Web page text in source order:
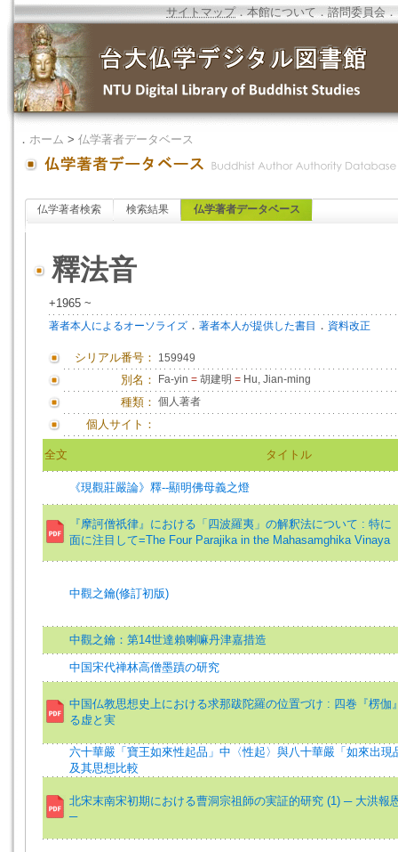
サイトマップ．本館について ．諮問委員会 ．
． ホーム > 仏学著者データベース
仏学著者検索 検索結果 仏学著者データベース
釋法音
+1965 ~
著者本人によるオーソライズ ． 著者本人が提供した書目 ． 資料改正
シリアル番号： 159949
別名： Fa-yin = 胡建明 = Hu, Jian-ming
種類： 個人著者
個人サイト：
全文 タイトル
《現觀莊嚴論》釋--顯明佛母義之燈
『摩訶僧祇律』における「四波羅夷」の解釈法について : 特に
面に注目して=The Four Parajika in the Mahasamghika Vinaya
中觀之鑰(修訂初版)
中觀之鑰：第14世達賴喇嘛丹津嘉措造
中国宋代禅林高僧墨蹟の研究
中国仏教思想史上における求那跋陀羅の位置づけ : 四巻『楞伽
る虚と実
六十華嚴「寶王如來性起品」中〈性起〉與八十華嚴「如來出現
及其思想比較
北宋末南宋初期における曹洞宗祖師の実証的研究 (1) ─ 大洪報
─